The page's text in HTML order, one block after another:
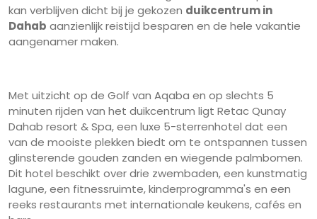
kan verblijven dicht bij je gekozen duikcentrum in
Dahab aanzienlijk reistijd besparen en de hele vakantie
aangenamer maken.
Met uitzicht op de Golf van Aqaba en op slechts 5
minuten rijden van het duikcentrum ligt Retac Qunay
Dahab resort & Spa, een luxe 5-sterrenhotel dat een
van de mooiste plekken biedt om te ontspannen tussen
glinsterende gouden zanden en wiegende palmbomen.
Dit hotel beschikt over drie zwembaden, een kunstmatig
lagune, een fitnessruimte, kinderprogramma's en een
reeks restaurants met internationale keukens, cafés en